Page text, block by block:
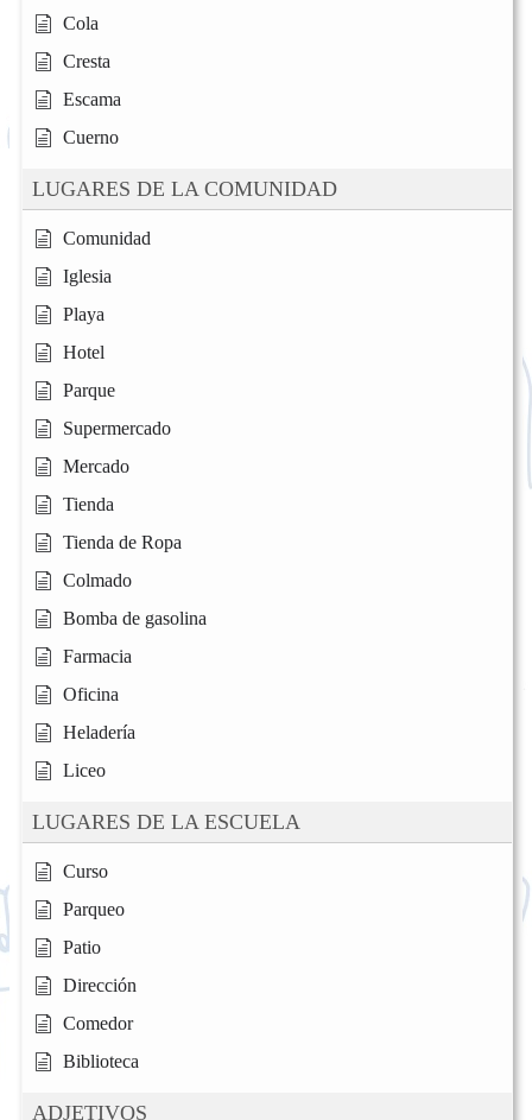
Cola
Cresta
Escama
Cuerno
LUGARES DE LA COMUNIDAD
Comunidad
Iglesia
Playa
Hotel
Parque
Supermercado
Mercado
Tienda
Tienda de Ropa
Colmado
Bomba de gasolina
Farmacia
Oficina
Heladería
Liceo
LUGARES DE LA ESCUELA
Curso
Parqueo
Patio
Dirección
Comedor
Biblioteca
ADJETIVOS